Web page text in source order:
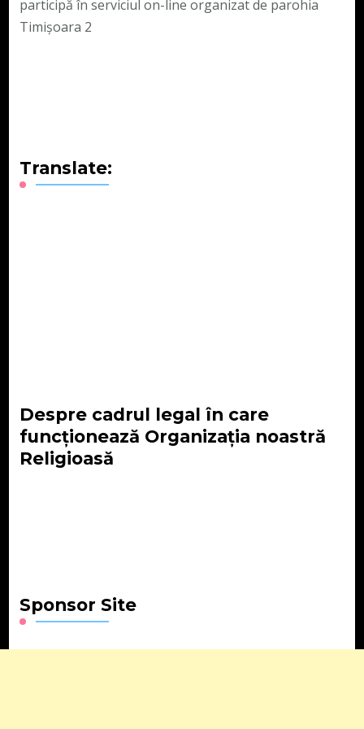
participă în serviciul on-line organizat de parohia
Timișoara 2
Translate:
Despre cadrul legal în care
funcționează Organizația noastră
Religioasă
Sponsor Site